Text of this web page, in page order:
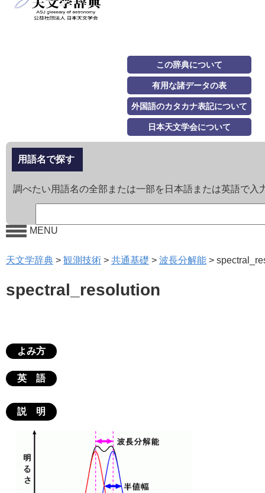
この辞典について
有用な諸データの表
外国語のカタカナ表記について
日本天文学会について
用語名で探す
調べたい用語名の全部または一部を日本語または英語で入
MENU
天文学辞典 > 観測技術 > 共通基礎 > 波長分解能 >
spectral_resolution
よみ方
英 語
説 明